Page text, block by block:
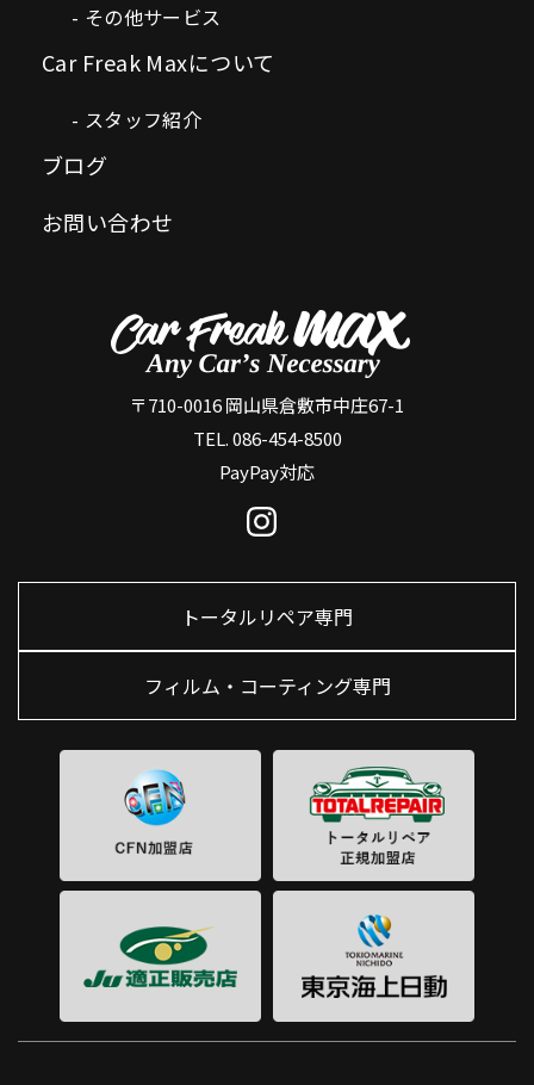
その他サービス
Car Freak Maxについて
スタッフ紹介
ブログ
お問い合わせ
〒710-0016 岡山県倉敷市中庄67-1
TEL. 086-454-8500
PayPay対応
トータルリペア専門
フィルム・コーティング専門